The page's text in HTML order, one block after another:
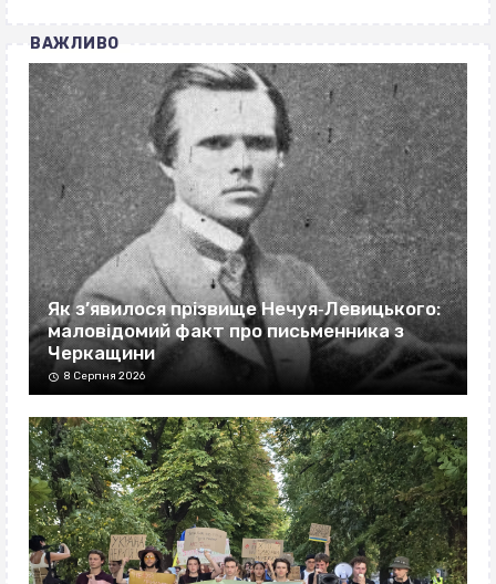
ВАЖЛИВО
Як з’явилося прізвище Нечуя‐Левицького:
маловідомий факт про письменника з
Черкащини
8 Серпня 2026